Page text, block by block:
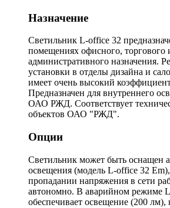
Назначение
Светильник L-office 32
помещениях офисного, торгового
административного назначения.
установки в отделы дизайна и
имеет очень высокий
Предназначен для внутреннего
ОАО РЖД. Соответствует
объектов ОАО "РЖД".
Опции
Светильник может быть оснащен
освещения (модель L-office 32
пропадании напряжения в сети
автономно. В аварийном режиме
обеспечивает освещение (200 лм),